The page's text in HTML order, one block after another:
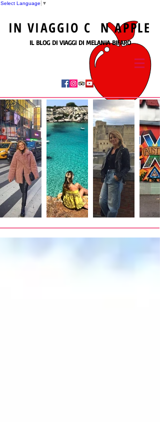
Select Language ▼
IN VIAGGIO C NAPPLE
IL BLOG DI VIAGGI DI MELANIA BIFARO